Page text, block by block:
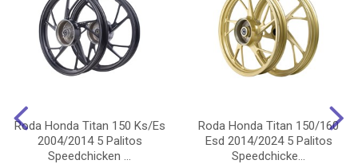
Roda Honda Titan 150 Ks/Es
2004/2014 5 Palitos
Speedchicken ...
Roda Honda Titan 150/160
Esd 2014/2024 5 Palitos
Speedchicke...